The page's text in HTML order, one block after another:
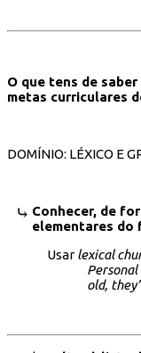
O que tens de
metas curriculares
DOMÍNIO: LÉXICO E
Conhecer, de
elementares do
Usarlexical
Personal
old,